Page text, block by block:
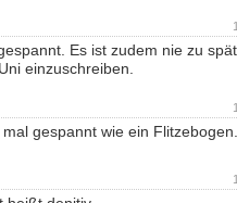
Es ist zudem nie zu
einzuschreiben.
gespannt wie ein Flitzebogen.